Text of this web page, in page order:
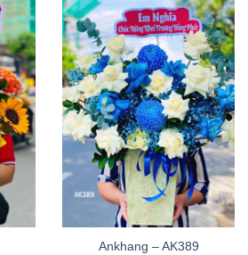
Ankhang – AK389